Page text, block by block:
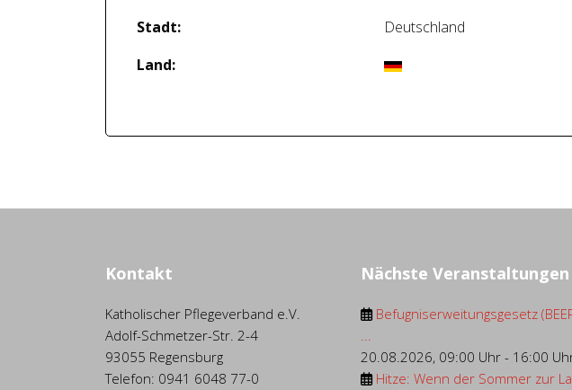
Stadt:
Deutschland
Land:
Kontakt
Katholischer Pflegeverband e.V.
Adolf-Schmetzer-Str. 2-4
93055 Regensburg
Telefon: 0941 6048 77-0
Nächste Veranstaltungen
Befugniserweitungsgesetz
...
20.08.2026, 09:00 Uhr- 16:00
Hitze: Wenn der Sommer zur